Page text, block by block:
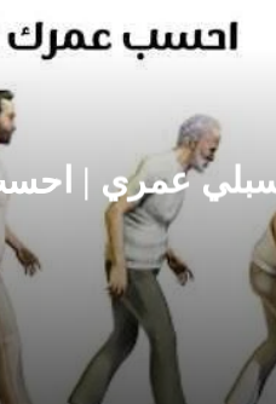
ب
عمري | احسب
عمري | احسب عمرك الآن